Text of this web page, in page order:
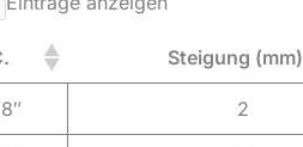
Steigung (mm)
2